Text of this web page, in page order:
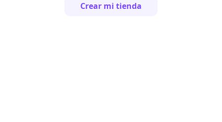
Crear mi tienda